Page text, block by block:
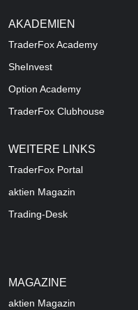
AKADEMIEN
TraderFox Academy
SheInvest
Option Academy
TraderFox Clubhouse
WEITERE LINKS
TraderFox Portal
aktien Magazin
Trading-Desk
MAGAZINE
aktien Magazin